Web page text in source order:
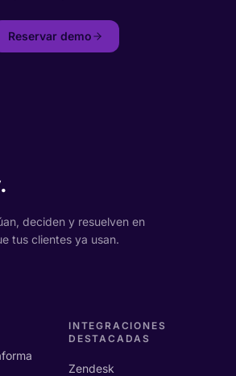
Reservar demo
deciden y resuelven en
tus clientes ya usan.
INTEGRACIONES
DESTACADAS
Zendesk